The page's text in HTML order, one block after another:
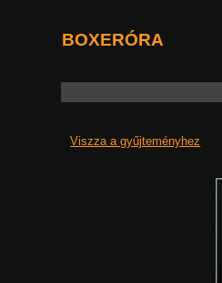
BOXERÓRA
Viszza a gyűjteményhez